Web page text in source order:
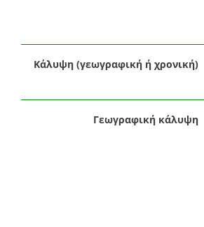
Κάλυψη (γεωγραφική ή χρονική)
Γεωγραφική κάλυψη